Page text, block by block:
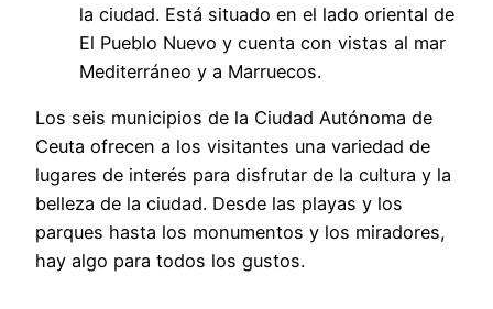
la ciudad. Está situado en el lado oriental de
El Pueblo Nuevo y cuenta con vistas al mar
Mediterráneo y a Marruecos.
Los seis municipios de la Ciudad Autónoma de
Ceuta ofrecen a los visitantes una variedad de
lugares de interés para disfrutar de la cultura y la
belleza de la ciudad. Desde las playas y los
parques hasta los monumentos y los miradores,
hay algo para todos los gustos.